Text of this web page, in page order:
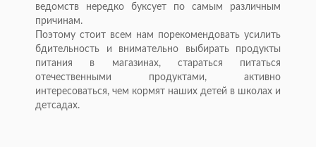
ведомств нередко буксует по самым различным
причинам.
Поэтому стоит всем нам порекомендовать усилить
бдительность и внимательно выбирать продукты
питания в магазинах, стараться питаться
отечественными продуктами, активно
интересоваться, чем кормят наших детей в школах и
детсадах.